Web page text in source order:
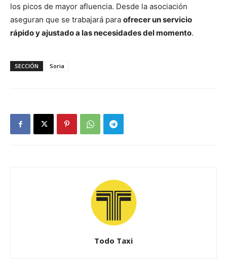
los picos de mayor afluencia. Desde la asociación
aseguran que se trabajará para ofrecer un servicio
rápido y ajustado a las necesidades del momento.
SECCIÓN Soria
Todo Taxi